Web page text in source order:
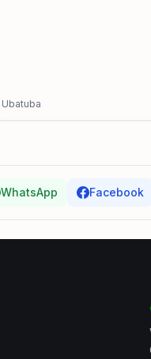
Ubatuba
WhatsApp Facebook